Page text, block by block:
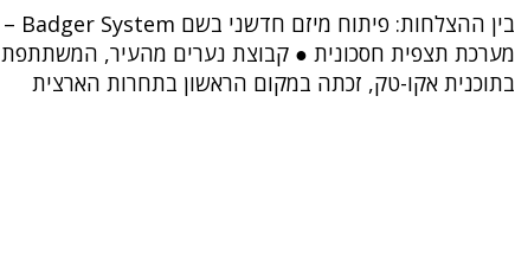
בין ההצלחות: פיתוח מיזם חדשני בשם Badger System –
מערכת תצפית חסכונית ● קבוצת נערים מהעיר, המשתתפת
בתוכנית אקו-טק, זכתה במקום הראשון בתחרות הארצית